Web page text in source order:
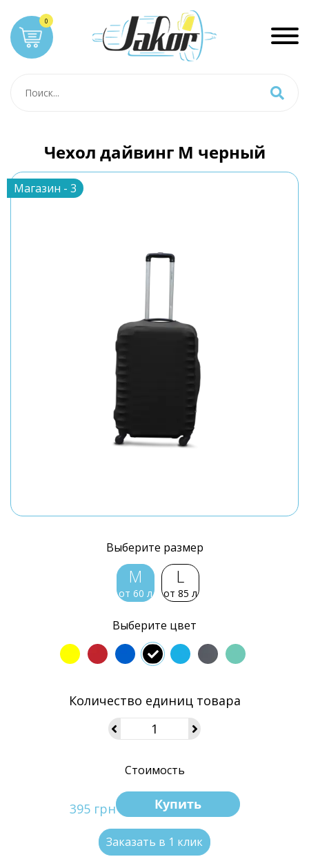
Чехол дайвинг M черный
Магазин - 3
Выберите размер
M
от 60 л
L
от 85 л
Выберите цвет
Количество единиц товара
Стоимость
395 грн Купить
Заказать в 1 клик